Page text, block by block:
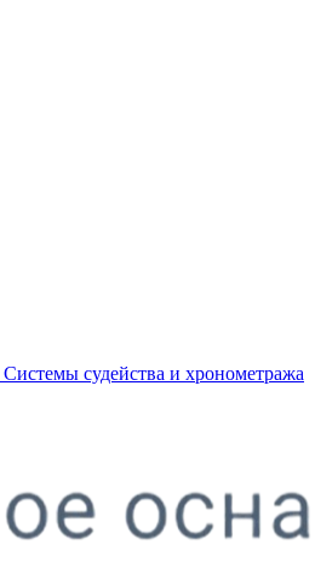
Системы судейства и хронометража